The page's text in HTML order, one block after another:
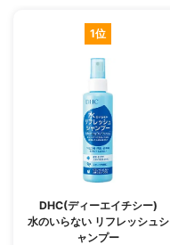
1位
DHC(ディーエイチシー)
水のいらない リフレッシュシ
ャンプー